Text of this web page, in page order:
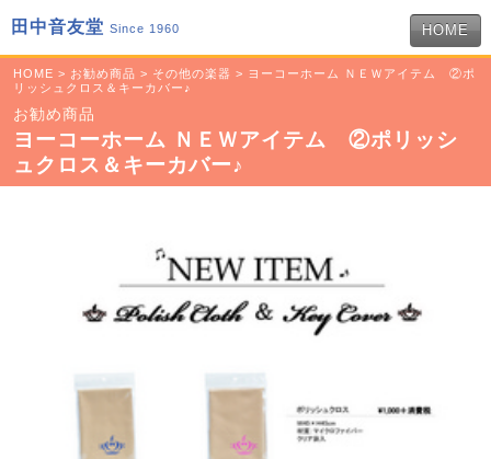
田中音友堂 Since 1960 HOME
HOME > お勧め商品 > その他の楽器 > ヨーコーホーム ＮＥＷアイテム ②ポ
リッシュクロス＆キーカバー♪
お勧め商品
ヨーコーホーム ＮＥＷアイテム ②ポリッシ
ュクロス＆キーカバー♪